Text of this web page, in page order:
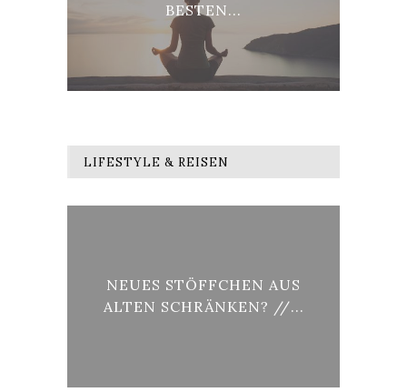
BESTEN...
LIFESTYLE & REISEN
NEUES STÖFFCHEN AUS
ALTEN SCHRÄNKEN? //...